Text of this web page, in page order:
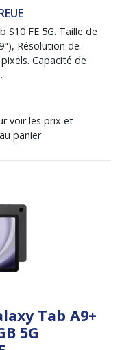
S10 FE 5G. Taille de
Résolution de
Capacité de
voir les prix et
panier
Tab A9+
5G